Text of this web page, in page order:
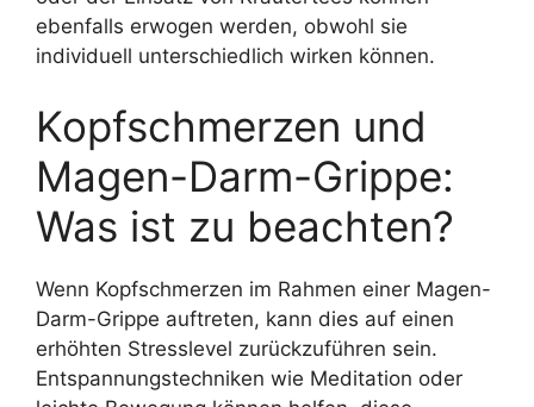
ebenfalls erwogen werden, obwohl sie
individuell unterschiedlich wirken können.
Kopfschmerzen und
Magen-Darm-Grippe:
Was ist zu beachten?
Wenn Kopfschmerzen im Rahmen einer Magen-
Darm-Grippe auftreten, kann dies auf einen
erhöhten Stresslevel zurückzuführen sein.
Entspannungstechniken wie Meditation oder